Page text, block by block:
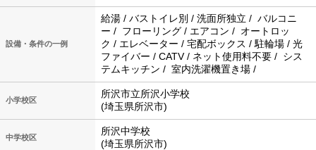
設備・条件の一例
給湯 / バストイレ別 / 洗面所独立 / バルコニ
ー / フローリング / エアコン / オートロッ
ク / エレベーター / 宅配ボックス / 駐輪場 / 光
ファイバー / CATV / ネット使用料不要 / シス
テムキッチン / 室内洗濯機置き場 /
小学校区
所沢市立所沢小学校
(埼玉県所沢市)
中学校区
所沢中学校
(埼玉県所沢市)